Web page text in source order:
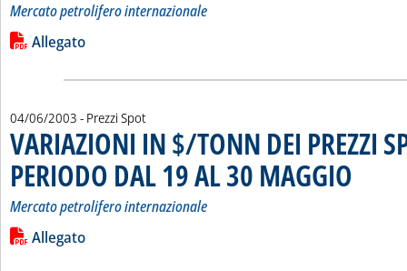
Mercato petrolifero internazionale
Leggi tutta la notizia: 'VARIAZIONI IN $/TONN DEI PREZZI
Lista allegati PDF alla notizia
Allegato
04/06/2003 - Prezzi Spot
VARIAZIONI IN $/TONN DEI PREZZI
PERIODO DAL 19 AL 30 MAGGIO
Mercato petrolifero internazionale
Leggi tutta la notizia: 'VARIAZIONI IN $/TONN DEI PREZZI
Lista allegati PDF alla notizia
Allegato